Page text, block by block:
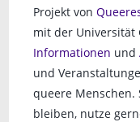
Projekt von
mit der Universität
Informationen und
und
queere Menschen.
bleiben, nutze